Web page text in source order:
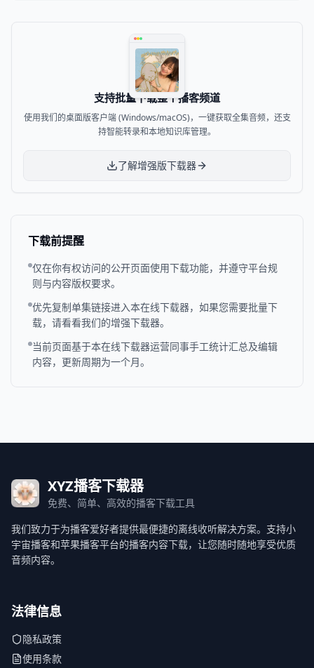
支持批量下载整个播客频道
使用我们的桌面版客户端 (Windows/macOS)，一键获取全集音频，还支
持智能转录和本地知识库管理。
了解增强版下载器
下载前提醒
仅在你有权访问的公开页面使用下载功能，并遵守平台规
则与内容版权要求。
优先复制单集链接进入本在线下载器，如果您需要批量下
载，请看看我们的增强下载器。
当前页面基于本在线下载器运营同事手工统计汇总及编辑
内容，更新周期为一个月。
XYZ播客下载器
免费、简单、高效的播客下载工具
我们致力于为播客爱好者提供最便捷的离线收听解决方案。支持小
宇宙播客和苹果播客平台的播客内容下载，让您随时随地享受优质
音频内容。
法律信息
隐私政策
使用条款